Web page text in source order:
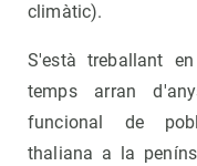
climàtic).
S'està treballant
temps arran
funcional de
thaliana a la